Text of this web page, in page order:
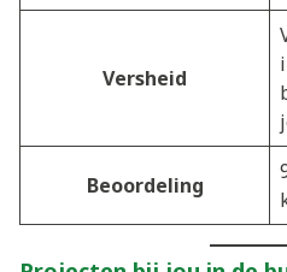
Versheid
Beoordeling